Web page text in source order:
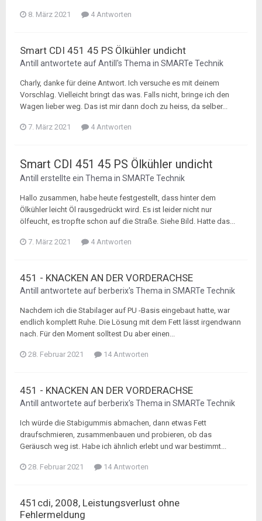
8. März 2021 4 Antworten
Smart CDI 451 45 PS Ölkühler undicht
Antill antwortete aufAntill 's Thema in SMARTe Technik
Charly, danke für deine Antwort. Ich versuche es mit deinem
Vorschlag. Vielleicht bringt das was. Falls nicht, bringe ich den
Wagen lieber weg. Das ist mir dann doch zu heiss, da selber...
7. März 2021 4 Antworten
Smart CDI 451 45 PS Ölkühler undicht
Antill erstellte ein Thema in SMARTe Technik
Hallo zusammen, habe heute festgestellt, dass hinter dem
Ölkühler leicht Öl rausgedrückt wird. Es ist leider nicht nur
ölfeucht, es tropfte schon auf die Straße. Siehe Bild. Hatte das...
7. März 2021 4 Antworten
451 - KNACKEN AN DER VORDERACHSE
Antill antwortete auf berberix's Thema in SMARTe Technik
Nachdem ich die Stabilager auf PU -Basis eingebaut hatte, war
endlich komplett Ruhe. Die Lösung mit dem Fett lässt irgendwann
nach. Für den Moment solltest Du aber einen...
28. Februar 2021 14 Antworten
451 - KNACKEN AN DER VORDERACHSE
Antill antwortete auf berberix's Thema in SMARTe Technik
Ich würde die Stabigummis abmachen, dann etwas Fett
draufschmieren, zusammenbauen und probieren, ob das
Geräusch weg ist. Habe ich ähnlich erlebt und war bestimmt...
28. Februar 2021 14 Antworten
451cdi, 2008, Leistungsverlust ohne
Fehlermeldung